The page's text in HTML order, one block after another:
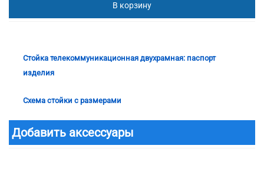
В корзину
Стойка телекоммуникационная двухрамная: паспорт
изделия
Схема стойки с размерами
Добавить аксессуары